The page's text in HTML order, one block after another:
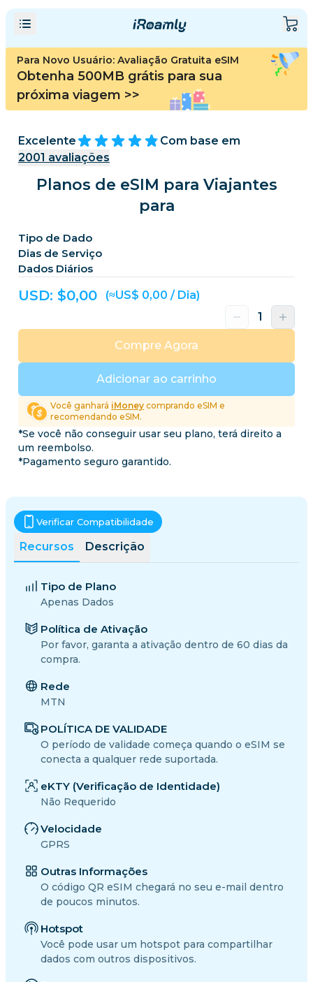
Para Novo Usuário: Avaliação Gratuita eSIM
Obtenha 500MB grátis para sua
próxima viagem >>
Excelente
Com base em
2001 avaliações
Planos de eSIM para Viajantes
para
Tipo de Dado
Dias de Serviço
Dados Diários
USD: $0,00 (≈US$ 0,00 / Dia)
Adicionar ao carrinho
Compre Agora
Você ganhará iMoney comprando eSIM e
recomendando eSIM.
*Se você não conseguir usar seu plano, terá direito a
um reembolso.
*Pagamento seguro garantido.
Recursos Descrição
Verificar Compatibilidade
Tipo de Plano
Apenas Dados
Política de Ativação
Por favor, garanta a ativação dentro de 60 dias da
compra.
Rede
MTN
POLÍTICA DE VALIDADE
O período de validade começa quando o eSIM se
conecta a qualquer rede suportada.
eKTY (Verificação de Identidade)
Não Requerido
Velocidade
GPRS
Outras Informações
O código QR eSIM chegará no seu e-mail dentro
de poucos minutos.
Hotspot
Você pode usar um hotspot para compartilhar
dados com outros dispositivos.